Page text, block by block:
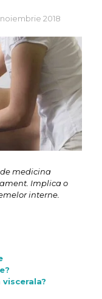
noiembrie 2018
medicina
Implica o
interne.